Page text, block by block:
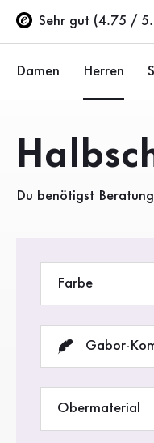
Zum Hauptinhalt
Zum Inhaltsverzeichnis
Zur Hauptnavigation
Sehr gut (4.75 /
Damen
Halbschuhe
Pumps
Stiefel
Stiefeletten
Herren
Stiefel
Produkte
Du benötigst
Farbe
Gabor-
Obermaterial